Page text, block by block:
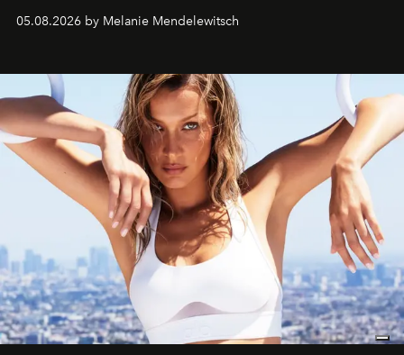
de vivre Romain dans toute son élégance intemporelle.
05.08.2026 by Melanie Mendelewitsch